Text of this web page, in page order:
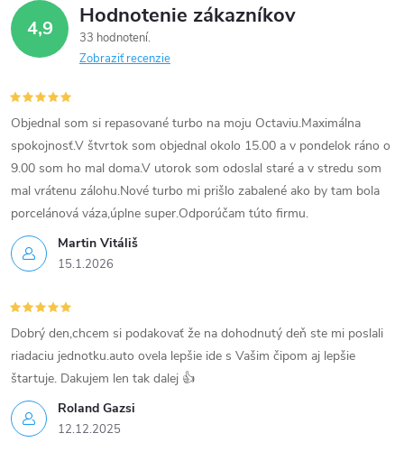
4,9 Hodnotenie zákazníkov
33 hodnotení
Zobraziť recenzie
Martin Vitáliš
15.1.2026
Objednal som si repasované turbo na moju Octaviu.Maximálna
spokojnosť.V štvrtok som objednal okolo 15.00 a v pondelok ráno o
9.00 som ho mal doma.V utorok som odoslal staré a v stredu som
mal vrátenu zálohu.Nové turbo mi prišlo zabalené ako by tam bola
porcelánová váza,úplne super.Odporúčam túto firmu.
Roland Gazsi
12.12.2025
Dobrý den,chcem si podakovať že na dohodnutý deň ste mi poslali
riadaciu jednotku.auto ovela lepšie ide s Vašim čipom aj lepšie
štartuje. Dakujem len tak dalej 👍